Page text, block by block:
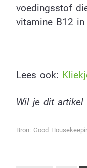
voedingsstof
vitamine B12
Lees ook:
Wil je dit artikel
Bron: Good